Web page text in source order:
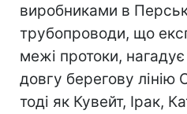
виробниками в
трубопроводи, що
межі протоки,
довгу берегову лінію
тоді як Кувейт, Ірак,